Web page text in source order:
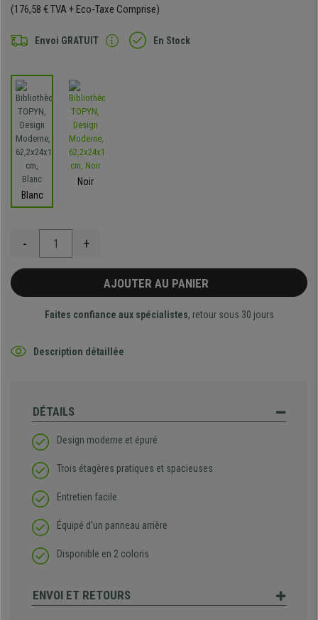
(176,58 € TVA + Eco-Taxe Comprise)
Envoi GRATUIT En Stock
Blanc
Noir
- +
AJOUTER AU PANIER
Faites confiance aux spécialistes, retour sous 30 jours
Description détaillée
DÉTAILS
Design moderne et épuré
Trois étagères pratiques et spacieuses
Entretien facile
Équipé d’un panneau arrière
Disponible en 2 coloris
ENVOI ET RETOURS